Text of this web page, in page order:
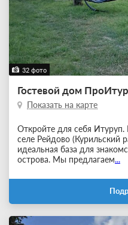
32 фото
Гостевой дом
Показать на карте
Откройте для себя
селе Рейдово (Курильский
идеальная база для
острова. Мы предлагаем...